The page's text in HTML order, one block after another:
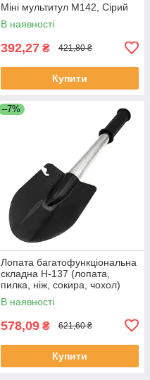
Міні мультитул M142, Сірий
В наявності
392,27 ₴ 421,80 ₴
Купити
–7%
Лопата багатофункціональна
складна H-137 (лопата,
пилка, ніж, сокира, чохол)
В наявності
578,09 ₴ 621,60 ₴
Купити